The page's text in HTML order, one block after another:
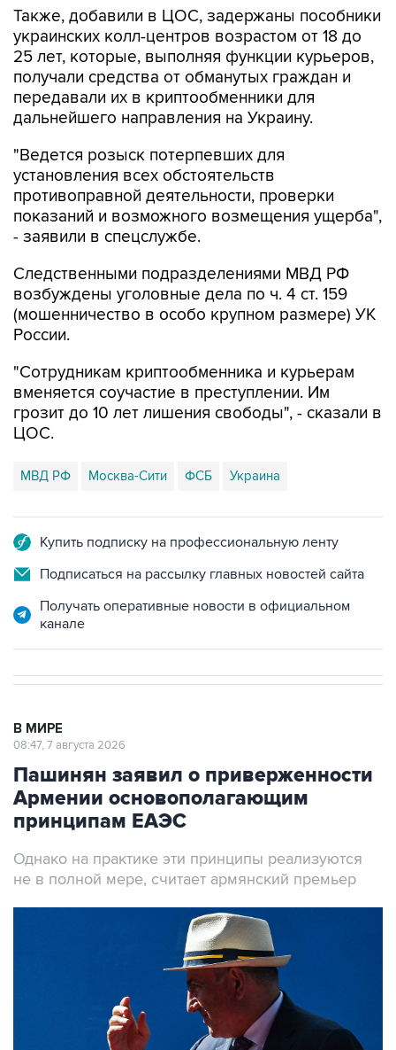
25 лет, которые, выполняя функции курьеров,
получали средства от обманутых граждан и
передавали их в криптообменники для
дальнейшего направления на Украину.
"Ведется розыск потерпевших для
противоправной деятельности, проверки
показаний и возможного возмещения ущерба",
- заявили в спецслужбе.
Следственными подразделениями МВД РФ
(мошенничество в особо крупном размере) УК
России.
"Сотрудникам криптообменника и курьерам
грозит до 10 лет лишения свободы", - сказали в
ЦОС.
МВД РФ
Подписаться на рассылку главных новостей сайта
Получать оперативные новости в официальном
Пашинян заявил о приверженности
Армении основополагающим
принципам ЕАЭС
Однако на практике эти принципы реализуются